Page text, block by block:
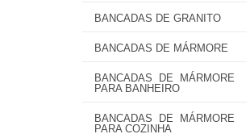
BANCADAS DE GRANITO
BANCADAS DE MÁRMORE
BANCADAS DE MÁRMORE
PARA BANHEIRO
BANCADAS DE MÁRMORE
PARA COZINHA